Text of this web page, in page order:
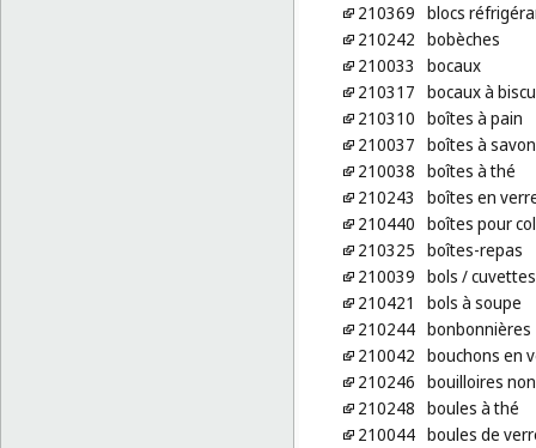
210369 blocs
210242 bobèches
210033
bocaux
210317 bocaux à
210310 boîtes à pain
210037 boîtes à savon
210038 boîtes à thé
210243
boîtes en
210440 boîtes pour
210325 boîtes-repas
210039 bols / cuvettes
210421
bols à soupe
210244 bonbonnières
210042 bouchons en
210246 bouilloires
210248 boules à thé
210044 boules de